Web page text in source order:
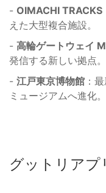
- OIMACHI TRACKS
えた大型複合施設。
- 高輪ゲートウェイ
発信する新しい拠点。
- 江戸東京博物館 ：
ミュージアムへ進化。
グットリアプ